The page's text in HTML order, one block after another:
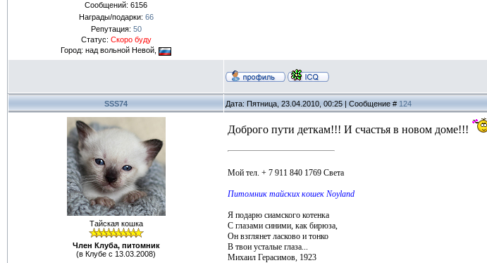
Сообщений: 6156
Награды/подарки: 66
Репутация: 50
Статус: Скоро буду
Город: над вольной Невой,
SSS74 Дата: Пятница, 23.04.2010, 00:25 | Сообщение # 124
Тайская кошка
Член Клуба, питомник
(в Клубе с 13.03.2008)
Доброго пути деткам!!! И счастья в новом доме!!!
Мой тел. + 7 911 840 1769 Света
Питомник тайских кошек Noyland
Я подарю сиамского котенка
С глазами синими, как бирюза,
Он взглянет ласково и тонко
В твои усталые глаза...
Михаил Герасимов, 1923